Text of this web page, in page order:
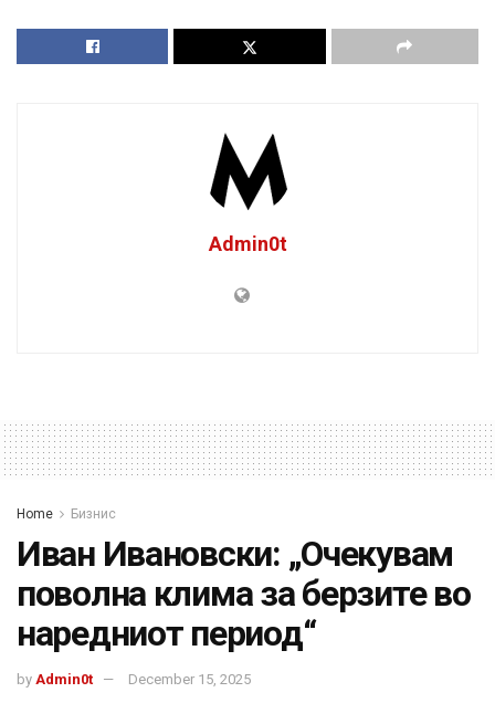
Admin0t
Home Бизнис
Иван Ивановски: „Очекувам
поволна клима за берзите во
наредниот период“
by Admin0t December 15, 2025